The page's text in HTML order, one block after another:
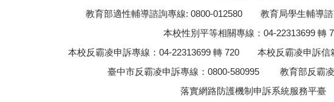
教育部適性輔導諮詢專線: 0800-012580 教育局學生輔導諮
本校性別平等相關專線：04-22313699 轉
本校反霸凌申訴專線：04-22313699 轉 720 本校反霸凌申訴信
臺中市反霸凌申訴專線：0800-580995 教育部反霸凌
落實網路防護機制申訴系統服務平臺